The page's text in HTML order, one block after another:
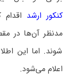
کنکور ارشد
مدنظر آن‌ها در
شوند. اما این
اعلام می‌شود.